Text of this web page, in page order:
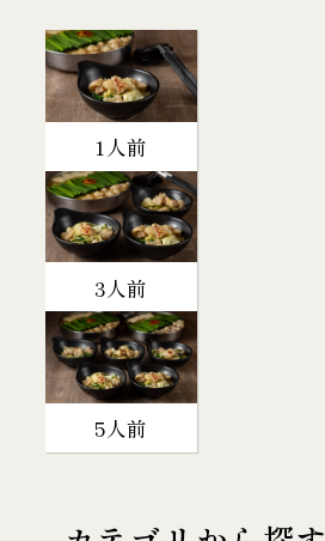
1人前
3人前
5人前